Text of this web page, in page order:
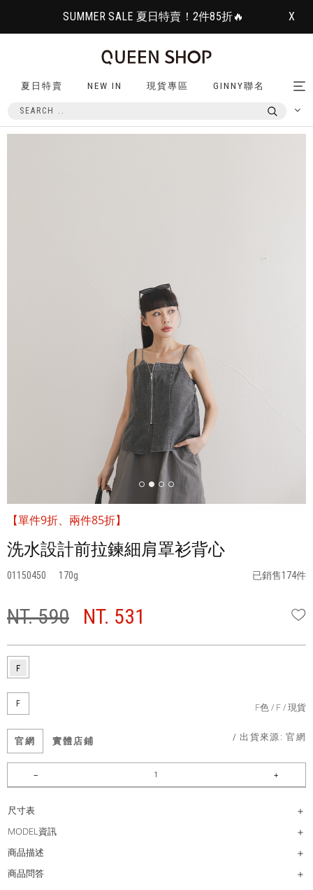
SUMMER SALE 夏日特賣！2件85折🔥 X
夏日特賣 NEW IN 現貨專區 GINNY聯名
【單件9折、兩件85折】
洗水設計前拉鍊細肩罩衫背心
01150450 170 已銷售174件
NT. 590 NT. 531
F F色 F 現貨
官網 實體店鋪 / 出貨來源:官網
尺寸表
MODEL資訊
商品描述
商品問答